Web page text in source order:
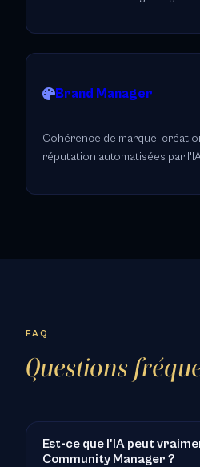
Brand Manager
Cohérence de marque,
réputation automatisées par
FAQ
Questions
Est-ce que l'IA peut
Community Manager ?